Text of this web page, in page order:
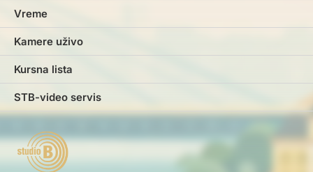
Vreme
Kamere uživo
Kursna lista
STB-video servis